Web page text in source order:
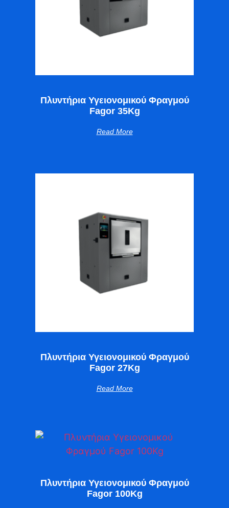
Πλυντήρια Υγειονομικού Φραγμού
Fagor 35Kg
Read More
Πλυντήρια Υγειονομικού Φραγμού
Fagor 27Kg
Read More
Πλυντήρια Υγειονομικού Φραγμού
Fagor 100Kg